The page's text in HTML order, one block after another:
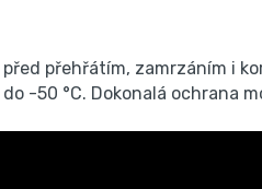
přehřátím, zamrzáním i
do -50 °C. Dokonalá